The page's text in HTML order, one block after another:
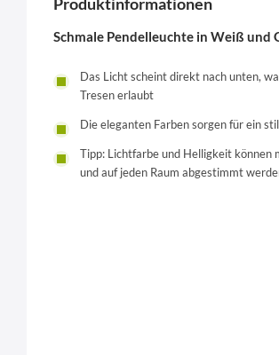
Produktinformationen
Schmale Pendelleuchte in Weiß und
Das Licht scheint direkt nach unten,
Tresen erlaubt
Die eleganten Farben sorgen für ein
Tipp: Lichtfarbe und Helligkeit
und auf jeden Raum abgestimmt